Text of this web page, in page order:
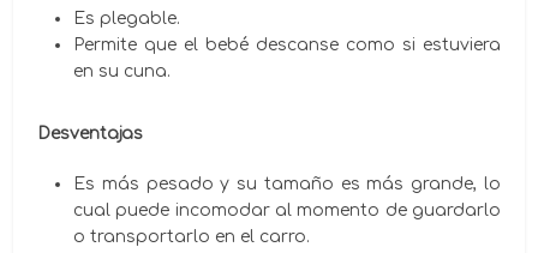
Es plegable.
Permite que el bebé descanse como si estuviera
en su cuna.
Desventajas
Es más pesado y su tamaño es más grande, lo
cual puede incomodar al momento de guardarlo
o transportarlo en el carro.